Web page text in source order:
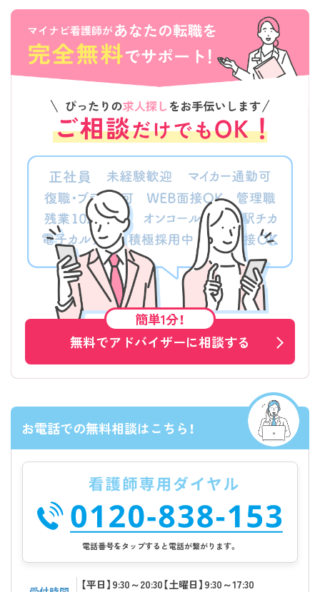
簡単1分！
無料でアドバイザーに相談する
お電話での無料相談はこちら！
電話番号をタップすると電話が繋がります。
【平日】9:30～20:30【土曜日】9:30～17:30